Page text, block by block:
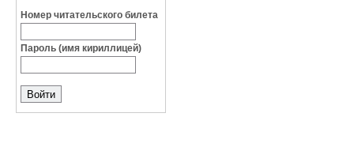
Номер читательского билета
Пароль (имя кириллицей)